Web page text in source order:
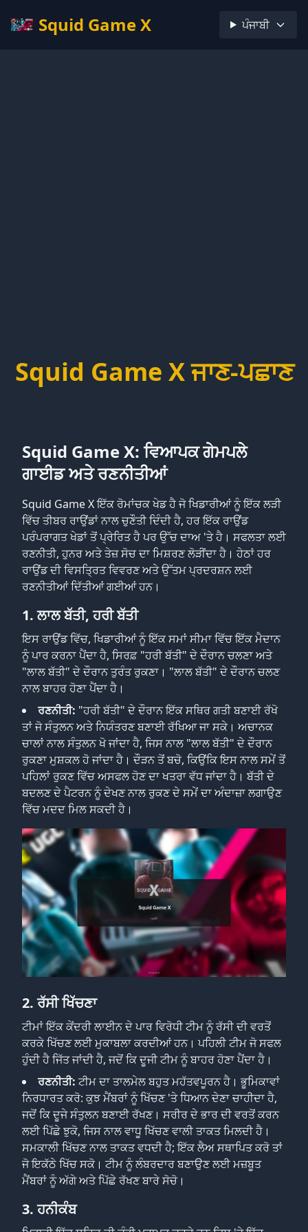
Squid Game X ਪੰਜਾਬੀ
Squid Game X ਜਾਣ-ਪਛਾਣ
Squid Game X: ਵਿਆਪਕ ਗੇਮਪਲੇ
ਗਾਈਡ ਅਤੇ ਰਣਨੀਤੀਆਂ
Squid Game X ਇੱਕ ਰੋਮਾਂਚਕ ਖੇਡ ਹੈ ਜੋ ਖਿਡਾਰੀਆਂ ਨੂੰ ਇੱਕ ਲੜੀ
ਵਿੱਚ ਤੀਬਰ ਰਾਉਂਡਾਂ ਨਾਲ ਚੁਣੌਤੀ ਦਿੰਦੀ ਹੈ, ਹਰ ਇੱਕ ਰਾਉਂਡ
ਪਰੰਪਰਾਗਤ ਖੇਡਾਂ ਤੋਂ ਪ੍ਰੇਰਿਤ ਹੈ ਪਰ ਉੱਚ ਦਾਅ 'ਤੇ ਹੈ। ਸਫਲਤਾ ਲਈ
ਰਣਨੀਤੀ, ਹੁਨਰ ਅਤੇ ਤੇਜ਼ ਸੋਚ ਦਾ ਮਿਸ਼ਰਣ ਲੋੜੀਂਦਾ ਹੈ। ਹੇਠਾਂ ਹਰ
ਰਾਉਂਡ ਦੀ ਵਿਸਤ੍ਰਿਤ ਵਿਵਰਣ ਅਤੇ ਉੱਤਮ ਪ੍ਰਦਰਸ਼ਨ ਲਈ
ਰਣਨੀਤੀਆਂ ਦਿੱਤੀਆਂ ਗਈਆਂ ਹਨ।
1. ਲਾਲ ਬੱਤੀ, ਹਰੀ ਬੱਤੀ
ਇਸ ਰਾਉਂਡ ਵਿੱਚ, ਖਿਡਾਰੀਆਂ ਨੂੰ ਇੱਕ ਸਮਾਂ ਸੀਮਾ ਵਿੱਚ ਇੱਕ ਮੈਦਾਨ
ਨੂੰ ਪਾਰ ਕਰਨਾ ਪੈਂਦਾ ਹੈ, ਸਿਰਫ਼ "ਹਰੀ ਬੱਤੀ" ਦੇ ਦੌਰਾਨ ਚਲਣਾ ਅਤੇ
"ਲਾਲ ਬੱਤੀ" ਦੇ ਦੌਰਾਨ ਤੁਰੰਤ ਰੁਕਣਾ। "ਲਾਲ ਬੱਤੀ" ਦੇ ਦੌਰਾਨ ਚਲਣ
ਨਾਲ ਬਾਹਰ ਹੋਣਾ ਪੈਂਦਾ ਹੈ।
ਰਣਨੀਤੀ: "ਹਰੀ ਬੱਤੀ" ਦੇ ਦੌਰਾਨ ਇੱਕ ਸਥਿਰ ਗਤੀ ਬਣਾਈ ਰੱਖੋ
ਤਾਂ ਜੋ ਸੰਤੁਲਨ ਅਤੇ ਨਿਯੰਤਰਣ ਬਣਾਈ ਰੱਖਿਆ ਜਾ ਸਕੇ। ਅਚਾਨਕ
ਚਾਲਾਂ ਨਾਲ ਸੰਤੁਲਨ ਖੋ ਜਾਂਦਾ ਹੈ, ਜਿਸ ਨਾਲ "ਲਾਲ ਬੱਤੀ" ਦੇ ਦੌਰਾਨ
ਰੁਕਣਾ ਮੁਸ਼ਕਲ ਹੋ ਜਾਂਦਾ ਹੈ। ਦੌੜਨ ਤੋਂ ਬਚੋ, ਕਿਉਂਕਿ ਇਸ ਨਾਲ ਸਮੇਂ ਤੋਂ
ਪਹਿਲਾਂ ਰੁਕਣ ਵਿੱਚ ਅਸਫਲ ਹੋਣ ਦਾ ਖਤਰਾ ਵੱਧ ਜਾਂਦਾ ਹੈ। ਬੱਤੀ ਦੇ
ਬਦਲਣ ਦੇ ਪੈਟਰਨ ਨੂੰ ਦੇਖਣ ਨਾਲ ਰੁਕਣ ਦੇ ਸਮੇਂ ਦਾ ਅੰਦਾਜ਼ਾ ਲਗਾਉਣ
ਵਿੱਚ ਮਦਦ ਮਿਲ ਸਕਦੀ ਹੈ।
2. ਰੱਸੀ ਖਿੱਚਣਾ
ਟੀਮਾਂ ਇੱਕ ਕੇਂਦਰੀ ਲਾਈਨ ਦੇ ਪਾਰ ਵਿਰੋਧੀ ਟੀਮ ਨੂੰ ਰੱਸੀ ਦੀ ਵਰਤੋਂ
ਕਰਕੇ ਖਿੱਚਣ ਲਈ ਮੁਕਾਬਲਾ ਕਰਦੀਆਂ ਹਨ। ਪਹਿਲੀ ਟੀਮ ਜੋ ਸਫਲ
ਹੁੰਦੀ ਹੈ ਜਿੱਤ ਜਾਂਦੀ ਹੈ, ਜਦੋਂ ਕਿ ਦੂਜੀ ਟੀਮ ਨੂੰ ਬਾਹਰ ਹੋਣਾ ਪੈਂਦਾ ਹੈ।
ਰਣਨੀਤੀ: ਟੀਮ ਦਾ ਤਾਲਮੇਲ ਬਹੁਤ ਮਹੱਤਵਪੂਰਨ ਹੈ। ਭੂਮਿਕਾਵਾਂ
ਨਿਰਧਾਰਤ ਕਰੋ: ਕੁਝ ਮੈਂਬਰਾਂ ਨੂੰ ਖਿੱਚਣ 'ਤੇ ਧਿਆਨ ਦੇਣਾ ਚਾਹੀਦਾ ਹੈ,
ਜਦੋਂ ਕਿ ਦੂਜੇ ਸੰਤੁਲਨ ਬਣਾਈ ਰੱਖਣ। ਸਰੀਰ ਦੇ ਭਾਰ ਦੀ ਵਰਤੋਂ ਕਰਨ
ਲਈ ਪਿੱਛੇ ਝੁਕੋ, ਜਿਸ ਨਾਲ ਵਾਧੂ ਖਿੱਚਣ ਵਾਲੀ ਤਾਕਤ ਮਿਲਦੀ ਹੈ।
ਸਮਕਾਲੀ ਖਿੱਚਣ ਨਾਲ ਤਾਕਤ ਵਧਦੀ ਹੈ; ਇੱਕ ਲੈਅ ਸਥਾਪਿਤ ਕਰੋ ਤਾਂ
ਜੋ ਇਕੱਠੇ ਖਿੱਚ ਸਕੋ। ਟੀਮ ਨੂੰ ਲੰਬਰਦਾਰ ਬਣਾਉਣ ਲਈ ਮਜ਼ਬੂਤ
ਮੈਂਬਰਾਂ ਨੂੰ ਅੱਗੇ ਅਤੇ ਪਿੱਛੇ ਰੱਖਣ ਬਾਰੇ ਸੋਚੋ।
3. ਹਨੀਕੰਬ